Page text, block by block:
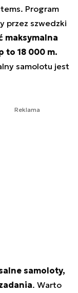
Program
przez szwedzki
maksymalna
to 18 000 m.
samolotu jest
Reklama
samoloty,
. Warto